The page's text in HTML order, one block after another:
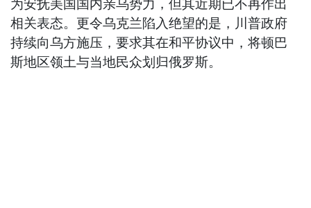
为安抚美国国内亲乌势力，但其近期已不再作出
相关表态。更令乌克兰陷入绝望的是，川普政府
持续向乌方施压，要求其在和平协议中，将顿巴
斯地区领土与当地民众划归俄罗斯。